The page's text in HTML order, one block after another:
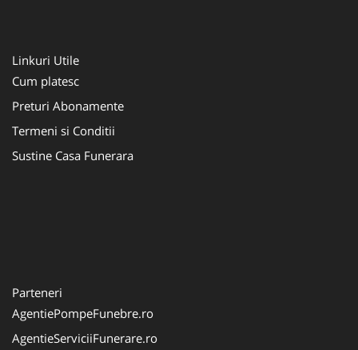
Linkuri Utile
Cum platesc
Preturi Abonamente
Termeni si Conditii
Sustine Casa Funerara
Parteneri
AgentiePompeFunebre.ro
AgentieServiciiFunerare.ro